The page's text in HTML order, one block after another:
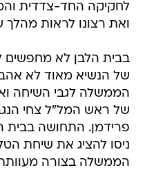
לחקיקה החד-צדדית
ואת רצונו לראות מהלך
בבית הלבן לא מחפשים
של הנשיא מאוד לא
הממשלה לגבי השיחה
של ראש המל"ל צחי
פרידמן. התחושה בבית
ניסו להציג את שיחת
הממשלה בצורה מעוותת,